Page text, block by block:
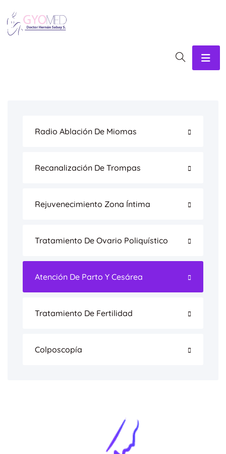
Radio Ablación De Miomas
Recanalización De Trompas
Rejuvenecimiento Zona Íntima
Tratamiento De Ovario Poliquístico
Atención De Parto Y Cesárea
Tratamiento De Fertilidad
Colposcopía